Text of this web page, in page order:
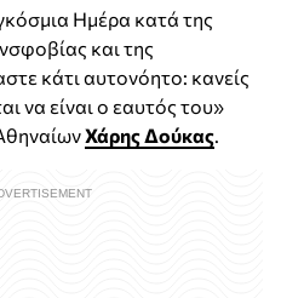
Ημέρα κατά της
και της
κάτι αυτονόητο: κανείς
να είναι ο εαυτός του»
Χάρης Δούκας.